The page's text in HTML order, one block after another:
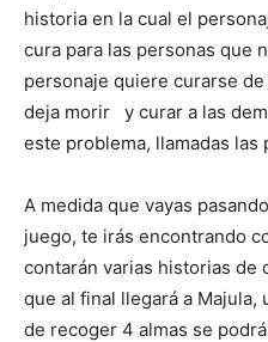
historia en la cual el
cura para las personas que
personaje quiere curarse
deja morir y curar a las
este problema, llamadas las
A medida que vayas
juego, te irás encontrando
contarán varias historias de
que al final llegará a Majula,
de recoger 4 almas se